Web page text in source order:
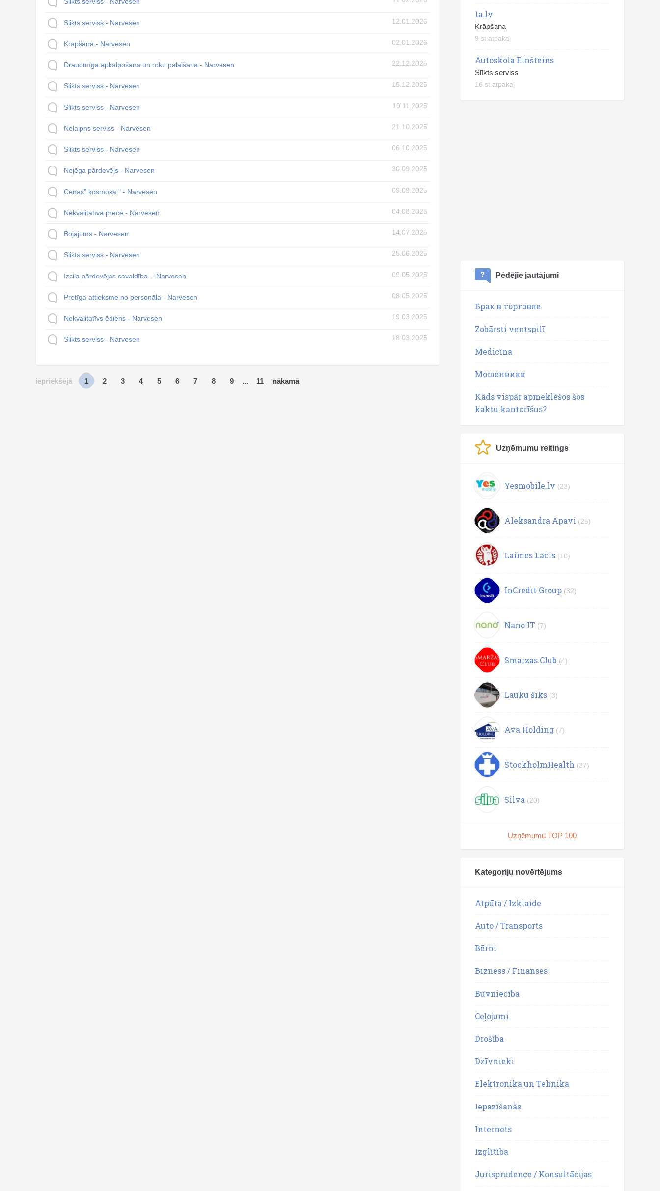
Slikts serviss - Narvesen 12.01.2026
Krāpšana - Narvesen 02.01.2026
Draudmīga apkalpošana un roku palaišana - Narvesen 22.12.2025
Slikts serviss - Narvesen 15.12.2025
Slikts serviss - Narvesen 19.11.2025
Nelaipns serviss - Narvesen 21.10.2025
Slikts serviss - Narvesen 06.10.2025
Nejēga pārdevējs - Narvesen 30.09.2025
Cenas" kosmosā " - Narvesen 09.09.2025
Nekvalitatīva prece - Narvesen 04.08.2025
Bojājums - Narvesen 14.07.2025
Slikts serviss - Narvesen 25.06.2025
Izcila pārdevējas savaldība. - Narvesen 09.05.2025
Pretīga attieksme no personāla - Narvesen 08.05.2025
Nekvalitatīvs ēdiens - Narvesen 19.03.2025
Slikts serviss - Narvesen 18.03.2025
iepriekšējā 1 2 3 4 5 6 7 8 9 ... 11 nākamā
1a.lv
Krāpšana
9 st atpakaļ
Autoskola Einšteins
Slīkts serviss
16 st atpakaļ
Pēdējie jautājumi
Брак в торговле
Zobārsti ventspilī
Medicīna
Мошенники
Kāds vispār apmeklēšos šos
kaktu kantorīšus?
Uzņēmumu reitings
Yesmobile.lv (23)
Aleksandra Apavi (25)
Laimes Lācis (10)
InCredit Group (32)
Nano IT (7)
Smarzas.Club (4)
Lauku šiks (3)
Ava Holding (7)
StockholmHealth (37)
Silva (20)
Uzņēmumu TOP 100
Kategoriju novērtējums
Atpūta / Izklaide
Auto / Transports
Bērni
Bizness / Finanses
Būvniecība
Ceļojumi
Drošība
Dzīvnieki
Elektronika un Tehnika
Iepazīšanās
Internets
Izglītība
Jurisprudence / Konsultācijas